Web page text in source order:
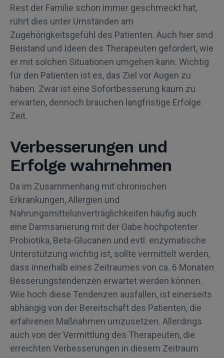
Rest der Familie schon immer geschmeckt hat,
rührt dies unter Umständen am
Zugehörigkeitsgefühl des Patienten. Auch hier sind
Beistand und Ideen des Therapeuten gefordert, wie
er mit solchen Situationen umgehen kann. Wichtig
für den Patienten ist es, das Ziel vor Augen zu
haben. Zwar ist eine Sofortbesserung kaum zu
erwarten, dennoch brauchen langfristige Erfolge
Zeit.
Verbesserungen und
Erfolge wahrnehmen
Da im Zusammenhang mit chronischen
Erkrankungen, Allergien und
Nahrungsmittelunverträglichkeiten häufig auch
eine Darmsanierung mit der Gabe hochpotenter
Probiotika, Beta-Glucanen und evtl. enzymatische
Unterstützung wichtig ist, sollte vermittelt werden,
dass innerhalb eines Zeitraumes von ca. 6 Monaten
Besserungstendenzen erwartet werden können.
Wie hoch diese Tendenzen ausfallen, ist einerseits
abhängig von der Bereitschaft des Patienten, die
erfahrenen Maßnahmen umzusetzen. Allerdings
auch von der Vermittlung des Therapeuten, die
erreichten Verbesserungen in diesem Zeitraum